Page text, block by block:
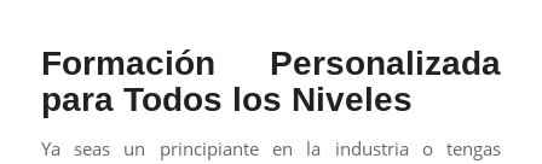
Formación Personalizada
para Todos los Niveles
Ya seas un principiante en la industria o tengas